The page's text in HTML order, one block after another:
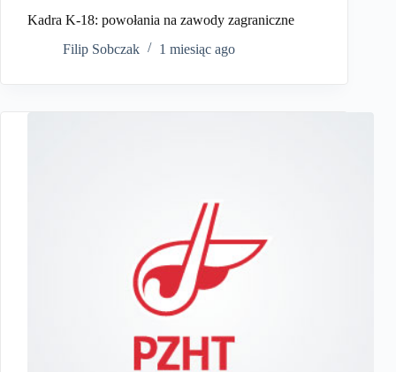
Kadra K-18: powołania na zawody zagraniczne
Filip Sobczak
1 miesiąc ago